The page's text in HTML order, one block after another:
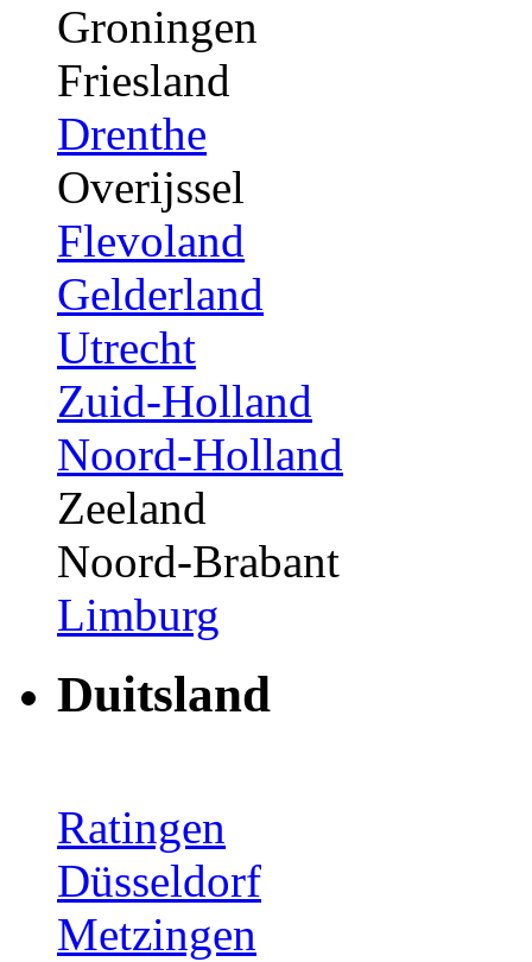
Groningen
Friesland
Drenthe
Overijssel
Flevoland
Gelderland
Utrecht
Zuid-Holland
Noord-Holland
Zeeland
Noord-Brabant
Limburg
Duitsland
Ratingen
Düsseldorf
Metzingen